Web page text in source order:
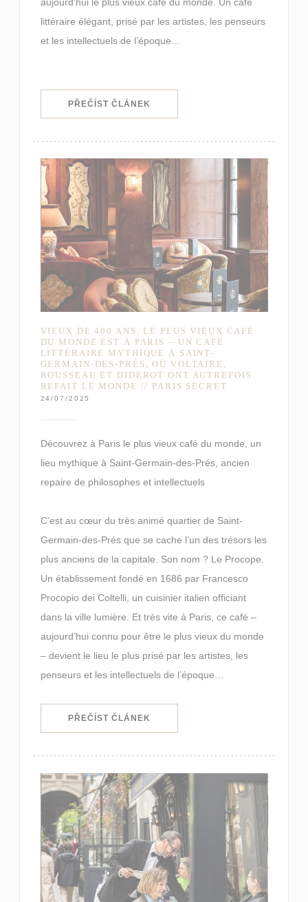
aujourd’hui le plus vieux café du monde. Un café
littéraire élégant, prisé par les artistes, les penseurs
et les intellectuels de l’époque…
PŘEČÍST ČLÁNEK
VIEUX DE 400 ANS, LE PLUS VIEUX CAFÉ
DU MONDE EST À PARIS – UN CAFÉ
LITTÉRAIRE MYTHIQUE À SAINT-
GERMAIN-DES-PRÈS, OÙ VOLTAIRE,
ROUSSEAU ET DIDEROT ONT AUTREFOIS
REFAIT LE MONDE // PARIS SECRET
24/07/2025
Découvrez à Paris le plus vieux café du monde, un
lieu mythique à Saint-Germain-des-Prés, ancien
repaire de philosophes et intellectuels
C’est au cœur du très animé quartier de Saint-
Germain-des-Prés que se cache l’un des trésors les
plus anciens de la capitale. Son nom ? Le Procope.
Un établissement fondé en 1686 par Francesco
Procopio dei Coltelli, un cuisinier italien officiant
dans la ville lumière. Et très vite à Paris, ce café –
aujourd’hui connu pour être le plus vieux du monde
– devient le lieu le plus prisé par les artistes, les
penseurs et les intellectuels de l’époque…
PŘEČÍST ČLÁNEK